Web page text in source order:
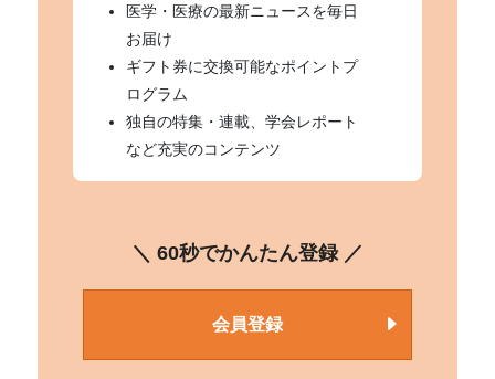
医学・医療の最新ニュースを毎日
お届け
ギフト券に交換可能なポイントプ
ログラム
独自の特集・連載、学会レポート
など充実のコンテンツ
＼ 60秒でかんたん登録 ／
会員登録